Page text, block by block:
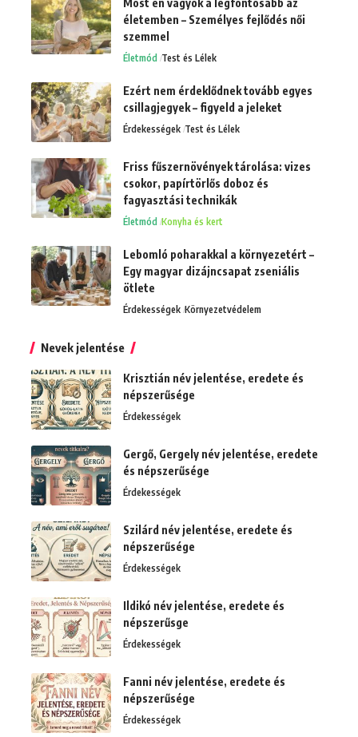
életemben – Személyes fejlődés női
szemmel
Életmód Test és Lélek
Ezért nem érdeklődnek tovább egyes
csillagjegyek – figyeld a jeleket
Érdekességek Test és Lélek
Friss fűszernövények tárolása: vizes
csokor, papírtörlős doboz és
fagyasztási technikák
Életmód Konyha és kert
Lebomló poharakkal a környezetért –
Egy magyar dizájncsapat zseniális
ötlete
Érdekességek Környezetvédelem
Nevek jelentése
Krisztián név jelentése, eredete és
népszerűsége
Érdekességek
Gergő, Gergely név jelentése, eredete
és népszerűsége
Érdekességek
Szilárd név jelentése, eredete és
népszerűsége
Érdekességek
Ildikó név jelentése, eredete és
népszerűsge
Érdekességek
Fanni név jelentése, eredete és
népszerűsége
Érdekességek